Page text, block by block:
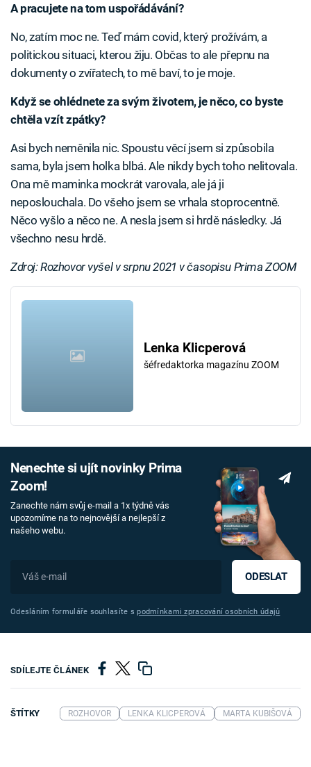
A pracujete na tom uspořádávání?
No, zatím moc ne. Teď mám covid, který prožívám, a
politickou situaci, kterou žiju. Občas to ale přepnu na
dokumenty o zvířatech, to mě baví, to je moje.
Když se ohlédnete za svým životem, je něco, co byste
chtěla vzít zpátky?
Asi bych neměnila nic. Spoustu věcí jsem si způsobila
sama, byla jsem holka blbá. Ale nikdy bych toho nelitovala.
Ona mě maminka mockrát varovala, ale já ji
neposlouchala. Do všeho jsem se vrhala stoprocentně.
Něco vyšlo a něco ne. A nesla jsem si hrdě následky. Já
všechno nesu hrdě.
Zdroj: Rozhovor vyšel v srpnu 2021 v časopisu Prima ZOOM
Lenka Klicperová
šéfredaktorka magazínu ZOOM
Nenechte si ujít novinky Prima
Zoom!
Zanechte nám svůj e-mail a 1x týdně vás
upozorníme na to nejnovější a nejlepší z
našeho webu.
ODESLAT
Odesláním formuláře souhlasíte spodmínkami zpracování osobních údajů
SDÍLEJTE ČLÁNEK
ŠTÍTKY ROZHOVOR LENKA KLICPEROVÁ MARTA KUBIŠOVÁ